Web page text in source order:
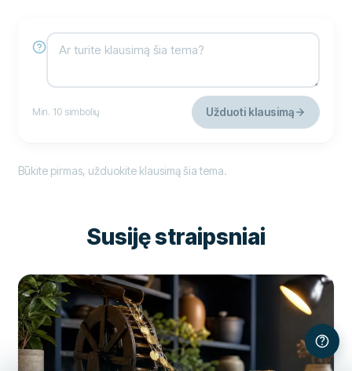
Min. 10 simbolių Užduoti klausimą
Būkite pirmas, užduokite klausimą šia tema.
Susiję straipsniai